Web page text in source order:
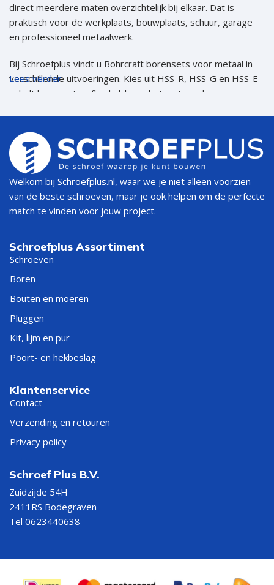
direct meerdere maten overzichtelijk bij elkaar. Dat is
praktisch voor de werkplaats, bouwplaats, schuur, garage
en professioneel metaalwerk.
Bij Schroefplus vindt u Bohrcraft borensets voor metaal in
verschillende uitvoeringen. Kies uit HSS-R, HSS-G en HSS-E
cobalt borensets, afhankelijk van het materiaal waarin u
E cobalt borensets zijn daarnaast geschikt voor RVS en
zwaardere toepassingen.
Welke borenset heb ik nodig?
De juiste borenset hangt af van uw toepassing. Boort u af
vaak voldoende. Wilt u nauwkeuriger en netter boren in staal
of aluminium? Dan is een HSS-G borenset een betere keuze.
hogere temperaturen? Kies dan voor een HSS-E cobalt
borenset.
TYPE
HSS-R
borenset
algemeen gebruik in staal, kunststof en
HSS-G
borenset
cobalt
borenset
Lees verder
Welkom bij Schroefplus.nl, waar we je niet alleen voorzien
van de beste schroeven, maar je ook helpen om de perfecte
match te vinden voor jouw project.
Schroefplus Assortiment
Schroeven
Boren
Bouten en moeren
Pluggen
Kit, lijm en pur
Poort- en hekbeslag
Klantenservice
Contact
Verzending en retouren
Privacy policy
Schroef Plus B.V.
Zuidzijde 54H
2411RS Bodegraven
Tel 0623440638